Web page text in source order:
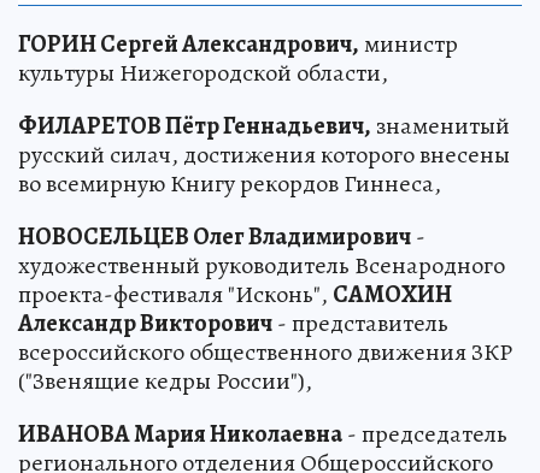
ГОРИН Сергей Александрович,министр
культуры Нижегородской области,
ФИЛАРЕТОВ Пётр Геннадьевич, знаменитый
русский силач, достижения которого внесены
во всемирную Книгу рекордов Гиннеса,
НОВОСЕЛЬЦЕВ Олег Владимирович-
художественный руководитель Всенародного
проекта-фестиваля "Исконь", САМОХИН
Александр Викторович- представитель
всероссийского общественного движения ЗКР
("Звенящие кедры России"),
ИВАНОВА Мария Николаевна- председатель
регионального отделения Общероссийского